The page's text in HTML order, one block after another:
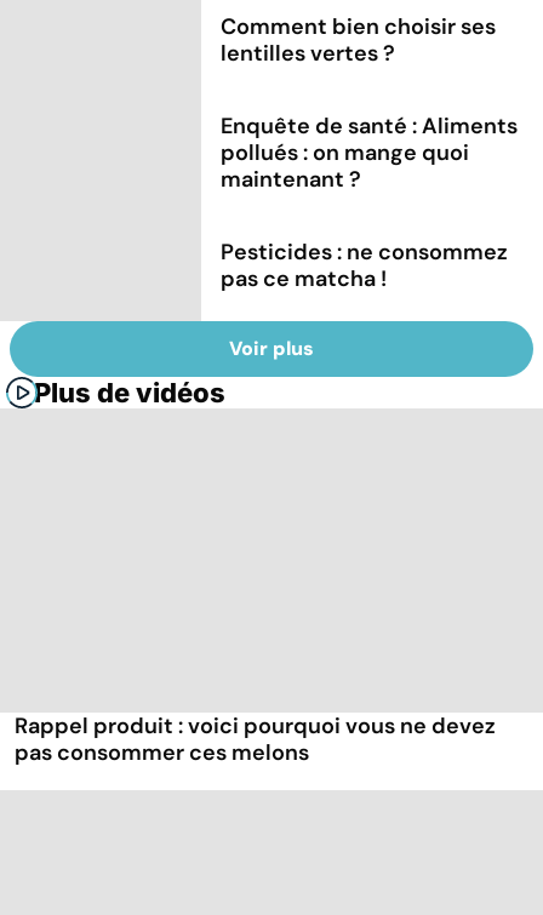
Comment bien choisir ses
lentilles vertes ?
Enquête de santé : Aliments
pollués : on mange quoi
maintenant ?
Pesticides : ne consommez
pas ce matcha !
Voir plus
Plus de vidéos
Rappel produit : voici pourquoi vous ne devez
pas consommer ces melons